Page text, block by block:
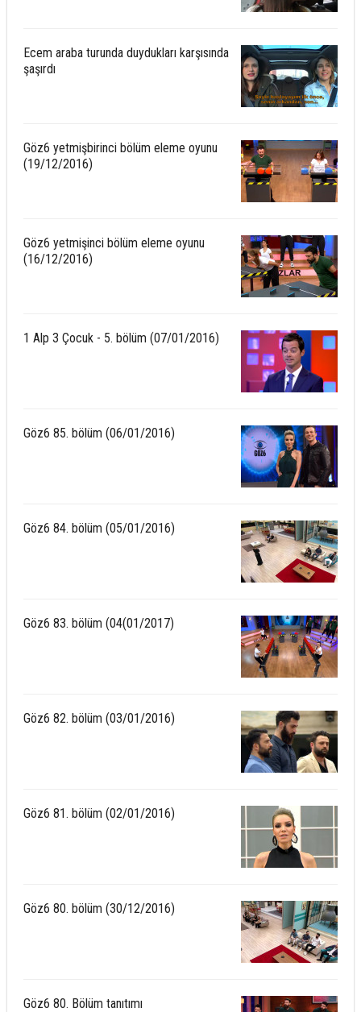
Ecem araba turunda duydukları karşısında
şaşırdı
Göz6 yetmişbirinci bölüm eleme oyunu
(19/12/2016)
Göz6 yetmişinci bölüm eleme oyunu
(16/12/2016)
1 Alp 3 Çocuk - 5. bölüm (07/01/2016)
Göz6 85. bölüm (06/01/2016)
Göz6 84. bölüm (05/01/2016)
Göz6 83. bölüm (04(01/2017)
Göz6 82. bölüm (03/01/2016)
Göz6 81. bölüm (02/01/2016)
Göz6 80. bölüm (30/12/2016)
Göz6 80. Bölüm tanıtımı